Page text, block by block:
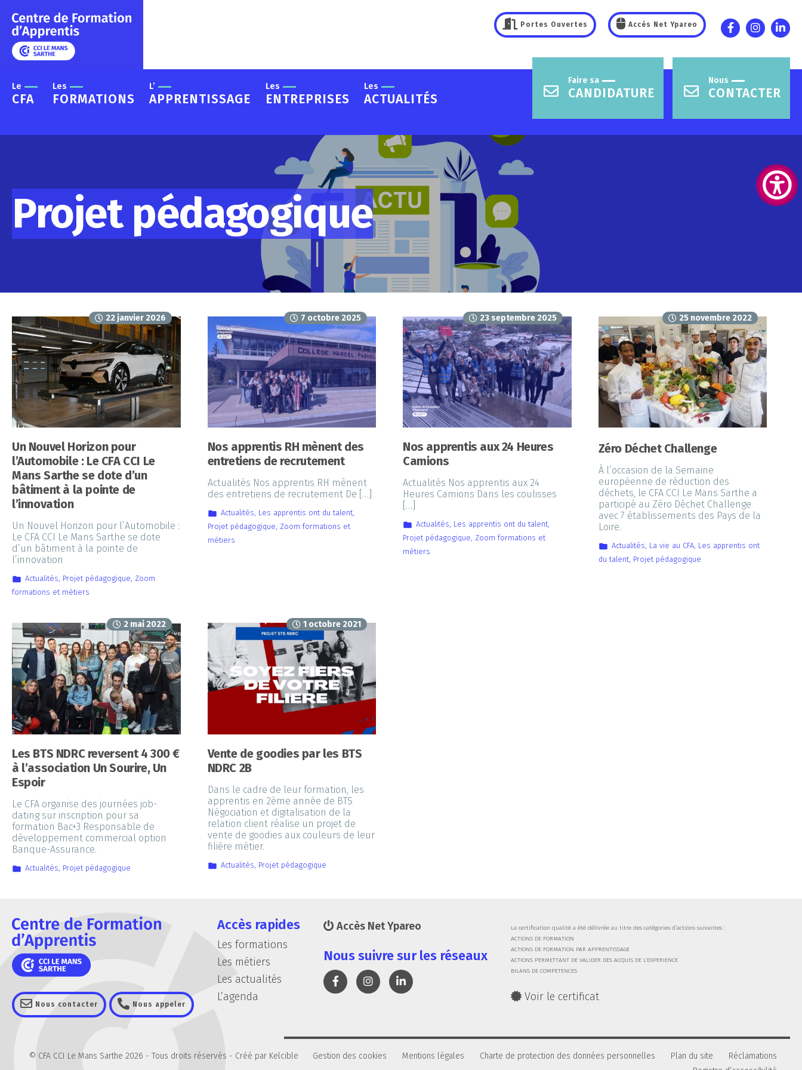
Portes Ouvertes Accès Net Ypareo
Le
CFA
Les
FORMATIONS
L’
APPRENTISSAGE
Les
ENTREPRISES
Les
ACTUALITÉS
Nous
CONTACTER
Faire sa
CANDIDATURE
Projet pédagogique
Un Nouvel Horizon pour
l’Automobile : Le CFA CCI Le
Mans Sarthe se dote d’un
bâtiment à la pointe de
l’innovation
22 janvier 2026
Un Nouvel Horizon pour l’Automobile :
Le CFA CCI Le Mans Sarthe se dote
d’un bâtiment à la pointe de
l’innovation
Actualités, Projet pédagogique, Zoom
formations et métiers
Nos apprentis RH mènent des
entretiens de recrutement
7 octobre 2025
Actualités Nos apprentis RH mènent
des entretiens de recrutement De […]
Actualités, Les apprentis ont du talent,
Projet pédagogique, Zoom formations et
métiers
Nos apprentis aux 24 Heures
Camions
23 septembre 2025
Actualités Nos apprentis aux 24
Heures Camions Dans les coulisses
[…]
Actualités, Les apprentis ont du talent,
Projet pédagogique, Zoom formations et
métiers
Zéro Déchet Challenge
25 novembre 2022
À l’occasion de la Semaine
européenne de réduction des
déchets, le CFA CCI Le Mans Sarthe a
participé au Zéro Déchet Challenge
avec 7 établissements des Pays de la
Loire.
Actualités, La vie au CFA, Les apprentis ont
du talent, Projet pédagogique
Les BTS NDRC reversent 4 300 €
à l’association Un Sourire, Un
Espoir
2 mai 2022
Le CFA organise des journées job-
dating sur inscription pour sa
formation Bac+3 Responsable de
développement commercial option
Banque-Assurance.
Actualités Projet pédagogique
Vente de goodies par les BTS
NDRC 2B
1 octobre 2021
Dans le cadre de leur formation, les
apprentis en 2ème année de BTS
Négociation et digitalisation de la
relation client réalise un projet de
vente de goodies aux couleurs de leur
filière métier.
Actualités Projet pédagogique
Nous contacter Nous appeler
Accès rapides
Les formations
Les métiers
Les actualités
L’agenda
Accès Net Ypareo
Nous suivre sur les réseaux
La certification qualité a été délivrée au titre des catégories d’actions suivantes :
ACTIONS DE FORMATION
ACTIONS DE FORMATION PAR APPRENTISSAGE
ACTIONS PERMETTANT DE VALIDER DES ACQUIS DE L’EXPERIENCE
BILANS DE COMPETENCES
Voir le certificat
© CFA CCI Le Mans Sarthe 2026 - Tous droits réservés - Créé par Kelcible Gestion des cookies Mentions légales Charte de protection des données personnelles Plan du site
Réclamations